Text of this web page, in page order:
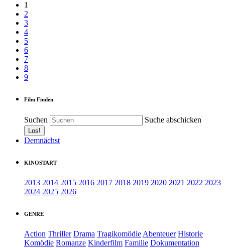
1
2
3
4
5
6
7
8
9
Film Finden
Suchen Suche abschicken
Demnächst
KINOSTART
2013 2014 2015 2016 2017 2018 2019 2020 2021 2022 2023
2024 2025 2026
GENRE
Action Thriller Drama Tragikomödie Abenteuer Historie
Komödie Romanze Kinderfilm Familie Dokumentation